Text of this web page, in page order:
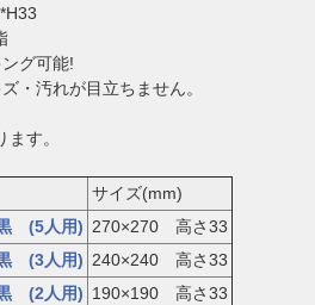
グ可能!
・汚れが目立ちません。
す。
サイズ(mm)
(5人用) 270×270 高さ33
(3人用) 240×240 高さ33
(2人用) 190×190 高さ33